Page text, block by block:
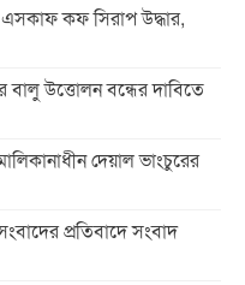
কফ সিরাপ উদ্ধার,
বালু উত্তোলন বন্ধের দাবিতে
দেয়াল ভাংচুরের
প্রতিবাদে সংবাদ